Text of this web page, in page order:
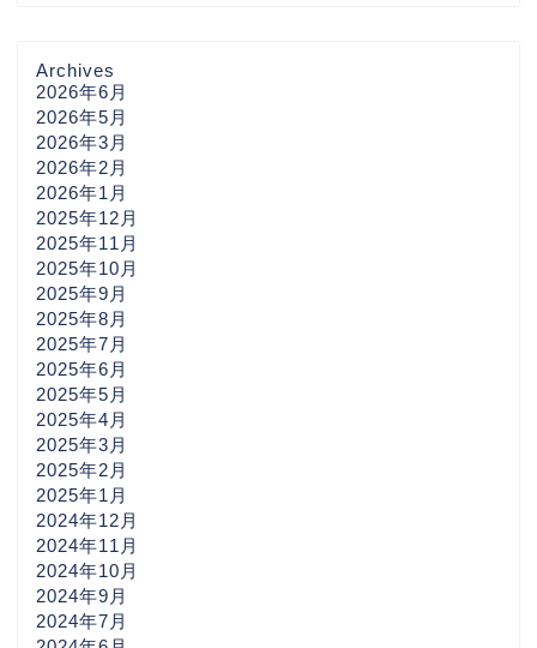
Archives
2026年6月
2026年5月
2026年3月
2026年2月
2026年1月
2025年12月
2025年11月
2025年10月
2025年9月
2025年8月
2025年7月
2025年6月
2025年5月
2025年4月
2025年3月
2025年2月
2025年1月
2024年12月
2024年11月
2024年10月
2024年9月
2024年7月